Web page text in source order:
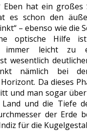
Eben hat ein großes
es schon den
– ebenso wie die
optische Hilfe
immer leicht zu
wesentlich
nämlich bei
Da dieses
und man sogar
und die Tiefe
der Erde
für die